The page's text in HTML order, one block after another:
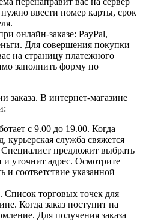
ввести номер карты, срок
онлайн-заказе: PayPal,
Для совершения покупки
на страницу платежного
заполнить форму по
заказа. В интернет-магазине
с 9.00 до 19.00. Когда
курьерская служба свяжется
Специалист предложит выбрать
и уточнит адрес. Осмотрите
и соответствие указанной
Список торговых точек для
Когда заказ поступит на
Для получения заказа